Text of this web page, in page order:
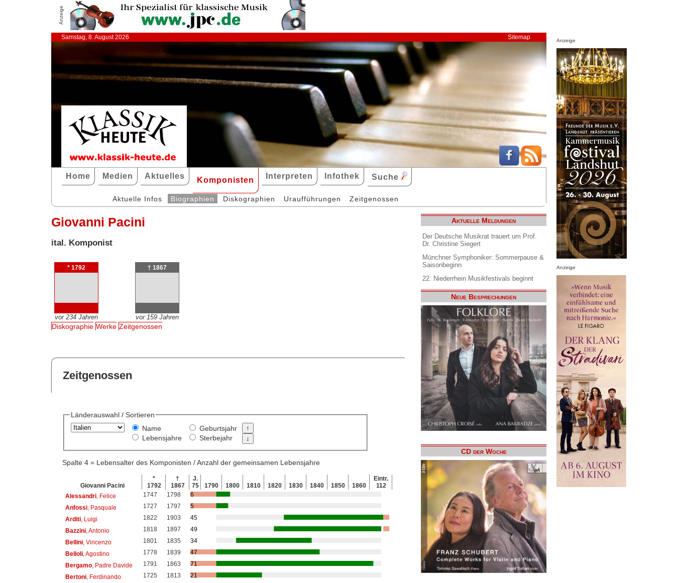
Anzeige
Samstag, 8. August 2026 Sitemap
Home Medien Aktuelles Komponisten Interpreten Infothek Suche
Aktuelle Infos Biographien Diskographien Uraufführungen Zeitgenossen
Giovanni Pacini
ital. Komponist
* 1792
vor 234 Jahren
† 1867
vor 159 Jahren
Diskographie Werke Zeitgenossen
Zeitgenossen
Länderauswahl / Sortieren
Name
Lebensjahre
Geburtsjahr
Sterbejahr
Spalte 4 = Lebensalter des Komponisten / Anzahl der gemeinsamen Lebensjahre
Giovanni Pacini
*
1792
†
1867
J.
75
1790 1800 1810 1820 1830 1840 1850 1860
Eintr.
112
Alessandri, Felice 1747 1798
6
Anfossi, Pasquale 1727 1797
5
Arditi, Luigi 1822 1903
45
Bazzini, Antonio 1818 1897
49
Bellini, Vincenzo 1801 1835
34
Belloli, Agostino 1778 1839
47
Bergamo, Padre Davide 1791 1863
71
Bertoni, Ferdinando 1725 1813
21
Aktuelle Meldungen
Der Deutsche Musikrat trauert um Prof.
Dr. Christine Siegert
Münchner Symphoniker: Sommerpause &
Saisonbeginn
22. Niederrhein Musikfestivals beginnt
Neue Besprechungen
CD der Woche
Anzeige
Anzeige